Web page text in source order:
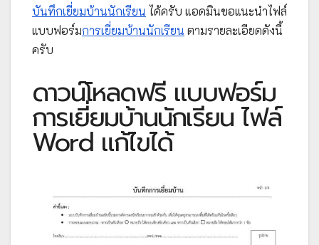
บันทึกเยี่ยมบ้านนักเรียน ได้ครับ แอดมินขอแนะนำไฟล์
แบบฟอร์มการเยี่ยมบ้านนักเรียน ตามรายละเอียดดังนี้
ครับ
ดาวน์โหลดฟรี แบบฟอร์ม
การเยี่ยมบ้านนักเรียน ไฟล์
Word แก้ไขได้